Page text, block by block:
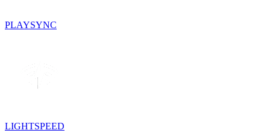
PLAYSYNC
LIGHTSPEED